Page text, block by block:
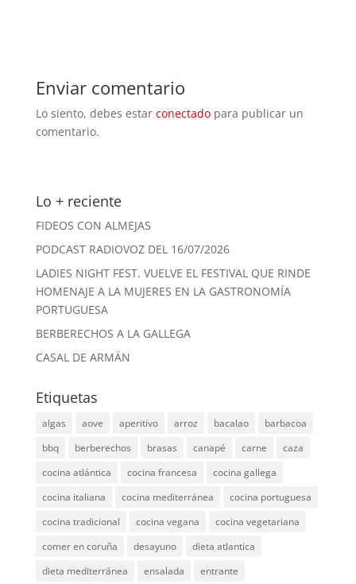
Enviar comentario
Lo siento, debes estar conectadopara publicar un
comentario.
Lo + reciente
FIDEOS CON ALMEJAS
PODCAST RADIOVOZ DEL 16/07/2026
LADIES NIGHT FEST. VUELVE EL FESTIVAL QUE RINDE
HOMENAJE A LA MUJERES EN LA GASTRONOMÍA
PORTUGUESA
BERBERECHOS A LA GALLEGA
CASAL DE ARMÁN
Etiquetas
algas aove aperitivo arroz bacalao
barbacoa
bbq
berberechos brasas canapé carne
caza
cocina atlántica
cocina francesa
cocina gallega
cocina italiana
cocina mediterránea
cocina portuguesa
cocina tradicional
cocina vegana
cocina vegetariana
comer en coruña
desayuno
dieta atlantica
dieta mediterránea
ensalada
entrante